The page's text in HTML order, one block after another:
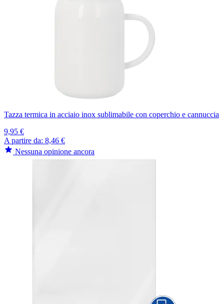
Tazza termica in acciaio inox sublimabile con coperchio e cannuccia
9,95 €
A partire da: 8,46 €
Nessuna opinione ancora